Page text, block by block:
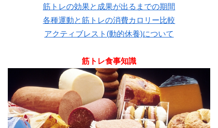
筋トレの効果と成果が出るまでの期間
各種運動と筋トレの消費カロリー比較
アクティブレスト(動的休養)について
筋トレ食事知識